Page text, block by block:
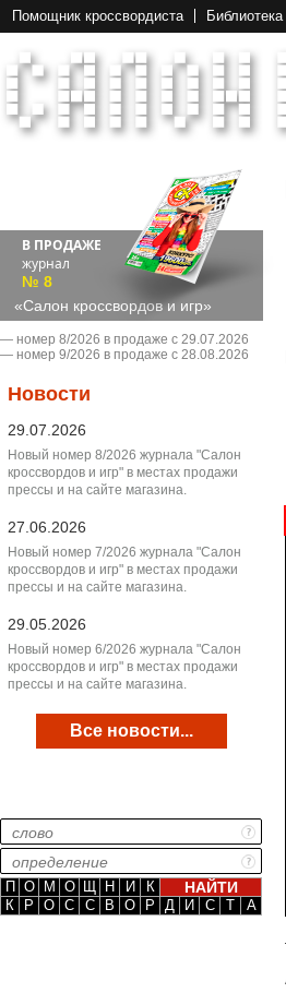
Помощник кроссвордиста
В ПРОДАЖЕ
журнал
№ 8
«Салон кроссвордов и игр»
― номер 8/2026 в продаже с 29.07.2026
― номер 9/2026 в продаже с 28.08.2026
Новости
29.07.2026
Новый номер 8/2026 журнала "Салон
кроссвордов и игр" в местах продажи
прессы и на сайте магазина.
27.06.2026
Новый номер 7/2026 журнала "Салон
кроссвордов и игр" в местах продажи
прессы и на сайте магазина.
29.05.2026
Новый номер 6/2026 журнала "Салон
кроссвордов и игр" в местах продажи
прессы и на сайте магазина.
Все новости...
П О М О Щ Н И
К
К
Р О С С В О Р Д И С Т А